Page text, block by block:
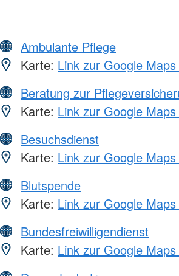
Ambulante Pflege
Karte: Link zur Google
Beratung zur
Karte: Link zur Google
Besuchsdienst
Karte: Link zur Google
Blutspende
Karte: Link zur Google
Bundesfreiwilligendienst
Karte: Link zur Google